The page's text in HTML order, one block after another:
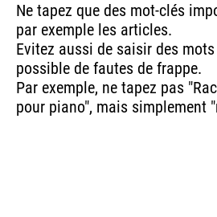
Ne tapez que des mot-clés
par exemple les articles.
Evitez aussi de saisir des
possible de fautes de frappe.
Par exemple, ne tapez pas
pour piano", mais simplement